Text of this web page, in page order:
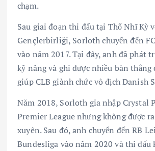
chạm.
Sau giai đoạn thi đấu tại Thổ Nhĩ Kỳ
Gençlerbirliği, Sorloth chuyển đến
vào năm 2017. Tại đây, anh đã phát
kỹ năng và ghi được nhiều bàn thắng
giúp CLB giành chức vô địch Danish
Năm 2018, Sorloth gia nhập Crystal
Premier League nhưng không được
xuyên. Sau đó, anh chuyển đến RB
Bundesliga vào năm 2020 và thi đấu